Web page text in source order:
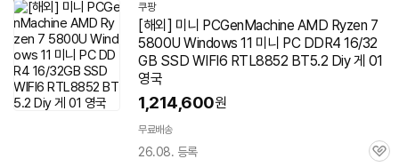
쿠팡
[해외] 미니 PCGenMachine AMD Ryzen 7
5800U Windows 11 미니 PC DDR4 16/32
GB SSD WIFI6 RTL8852 BT5.2 Diy 게 01
영국
1,214,600원
무료배송
26.08. 등록
관